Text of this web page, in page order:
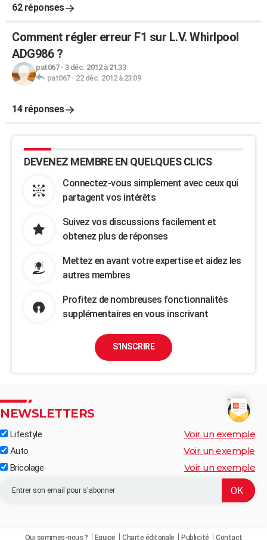
62 réponses
Comment régler erreur F1 sur L.V. Whirlpool
ADG986 ?
pat067- 3 déc. 2012 à 21:33
pat067- 22 déc. 2012 à 23:09
14 réponses
DEVENEZ MEMBRE EN QUELQUES CLICS
Connectez-vous simplement avec ceux qui
partagent vos intérêts
Suivez vos discussions facilement et
obtenez plus de réponses
Mettez en avant votre expertise et aidez les
autres membres
Profitez de nombreuses fonctionnalités
supplémentaires en vous inscrivant
S'INSCRIRE
NEWSLETTERS
Lifestyle Voir un exemple
Auto Voir un exemple
Bricolage Voir un exemple
Qui sommes-nous ? Equipe Charte éditoriale Publicité Contact